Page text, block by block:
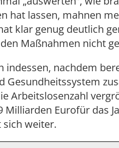
hat lassen, mahnen
klar genug deutlich
Maßnahmen nicht
indessen, nachdem
Gesundheitssystem
Arbeitslosenzahl
Milliarden Eurofür das
weiter.